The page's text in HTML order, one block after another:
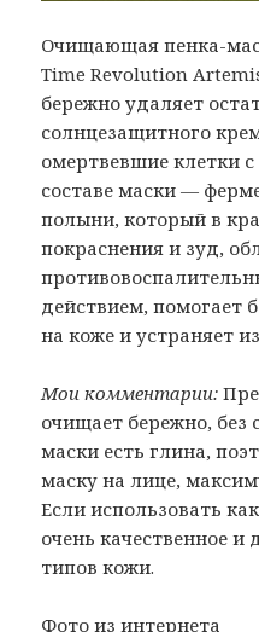
Очищающая пенка-
Time Revolution
бережно удаляет
солнцезащитного
омертвевшие клетки
составе маски —
полыни, который в
покраснения и зуд,
действием, помогает
на коже и устраняет
Мои комментарии:
очищает бережно, без
маски есть глина,
маску на лице,
Если использовать
очень качественное и
типов кожи.
Фото из интернета